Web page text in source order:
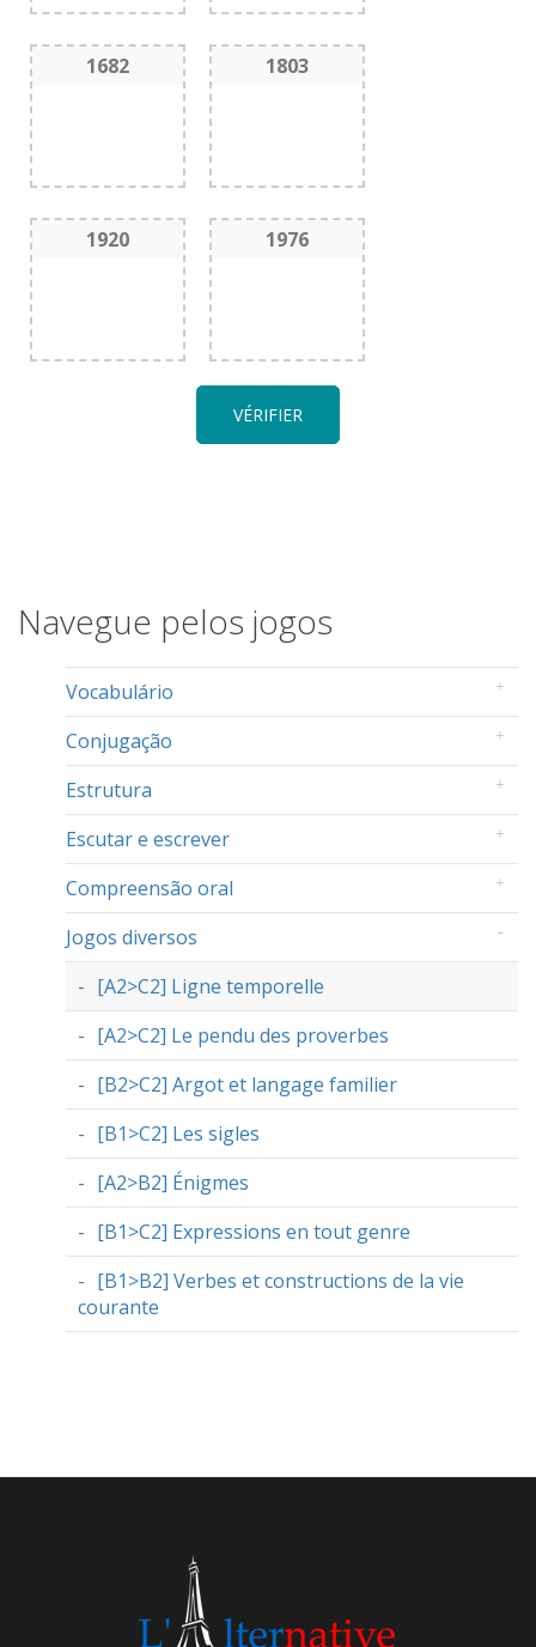
1682 1803
1920 1976
VÉRIFIER
Navegue pelos jogos
Vocabulário
Conjugação
Estrutura
Escutar e escrever
Compreensão oral
Jogos diversos
[A2>C2] Ligne temporelle
[A2>C2] Le pendu des proverbes
[B2>C2] Argot et langage familier
[B1>C2] Les sigles
[A2>B2] Énigmes
[B1>C2] Expressions en tout genre
[B1>B2] Verbes et constructions de la vie
courante